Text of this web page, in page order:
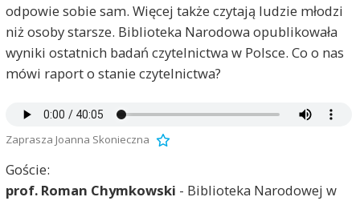
odpowie sobie sam. Więcej także czytają ludzie młodzi
niż osoby starsze. Biblioteka Narodowa opublikowała
wyniki ostatnich badań czytelnictwa w Polsce. Co o nas
mówi raport o stanie czytelnictwa?
Zaprasza Joanna Skonieczna
Goście:
prof. Roman Chymkowski - Biblioteka Narodowej w